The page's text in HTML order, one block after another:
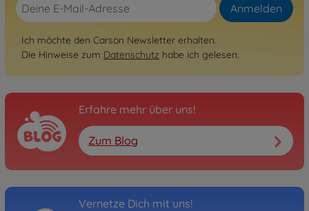
Anmelden
Ich möchte den Carson Newsletter erhalten.
Die Hinweise zum Datenschutz habe ich gelesen.
Erfahre mehr über uns!
Zum Blog
Vernetze Dich mit uns!